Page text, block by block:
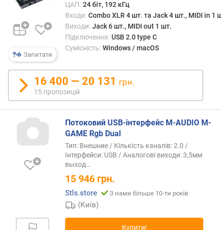
т
ю
д
д
а
н
н
я
к
Запитати
ЦАП: 24 біт, 192 кГц
Входи: Combo XLR 4 шт. та Jack 4 шт., MIDI in 1
Виходи: Jack 6 шт., MIDI out 1 шт.
Підключення: USB 2.0 type C
Сумісність: Windows / macOS
16 400 — 20 131 грн.
15 пропозицій
Потоковий USB-інтерфейс M-AUDIO M-
GAME Rgb Dual
Тип: Внешние / Кількість каналів: 2.0 /
Інтерфейси: USB / Аналогові виходи: 3,5мм
выход…
15 946 грн.
Stls.store З нами більше 10-ти років
(Київ)
Купити!